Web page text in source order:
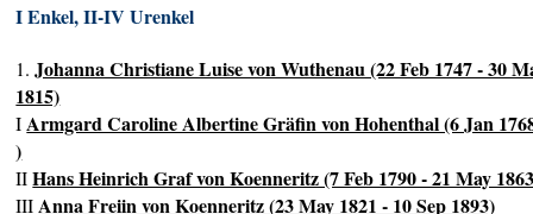
I Enkel, II-IV Urenkel
1.Johanna Christiane Luise von Wuthenau (22 Feb 1747 - 30
1815)
IArmgard Caroline Albertine Gräfin von Hohenthal (6 Jan
)
IIHans Heinrich Graf von Koenneritz (7 Feb 1790 - 21 May
IIIAnna Freiin von Koenneritz (23 May 1821 - 10 Sep 1893)